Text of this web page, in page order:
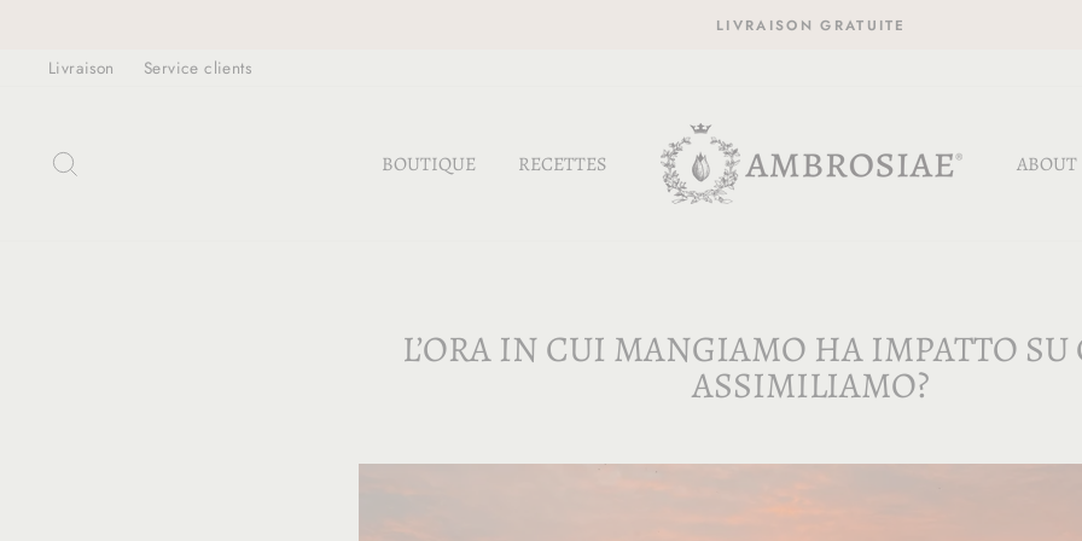
contenu
LIVRAISON GRATUITE
Livraison Service clients
BOUTIQUE RECETTES ABOUT
L’ORA IN CUI MANGIAMO HA IMPATTO SU
ASSIMILIAMO?